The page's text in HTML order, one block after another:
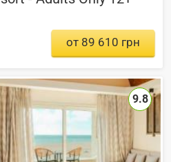
от 89 610 грн
9.8